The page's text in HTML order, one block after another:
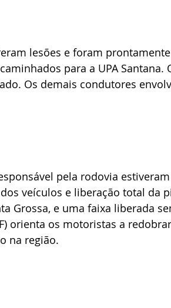
lesões e foram
para a UPA Santana.
Os demais condutores
pela rodovia
veículos e liberação total da
Grossa, e uma faixa liberada
orienta os motoristas a
na região.